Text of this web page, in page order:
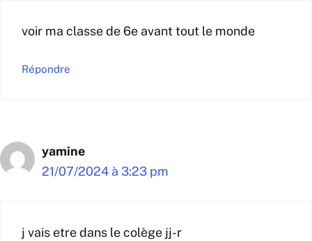
voir ma classe de 6e avant tout le monde
Répondre
yamine
21/07/2024 à 3:23 pm
j vais etre dans le colège jj-r